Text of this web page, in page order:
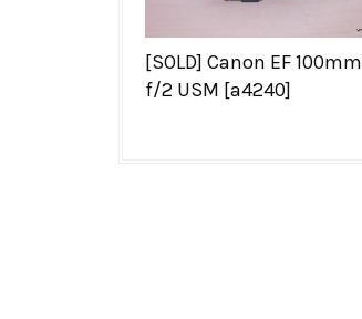
[SOLD] Canon EF 100mm
f/2 USM [a4240]